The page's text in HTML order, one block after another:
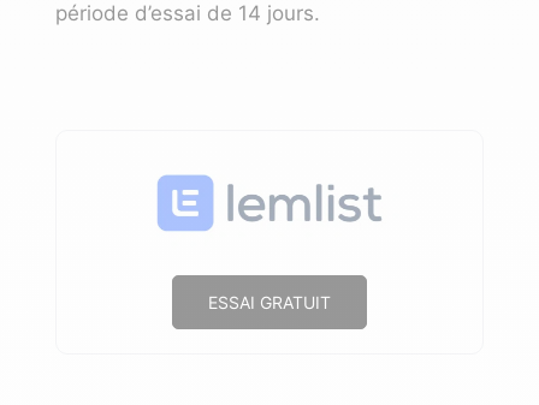
période d’essai de 14 jours.
ESSAI GRATUIT